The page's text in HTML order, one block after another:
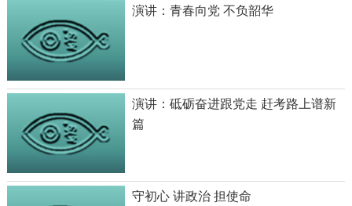
演讲：青春向党 不负韶华
演讲：砥砺奋进跟党走 赶考路上谱新
篇
守初心 讲政治 担使命